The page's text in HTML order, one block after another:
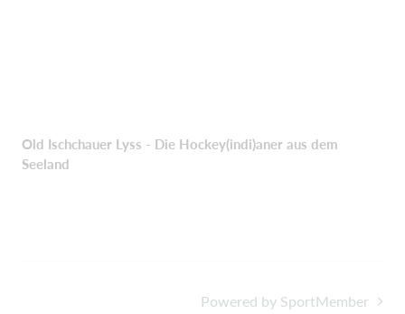
Old Ischchauer Lyss - Die Hockey(indi)aner aus dem
Seeland
Powered by SportMember